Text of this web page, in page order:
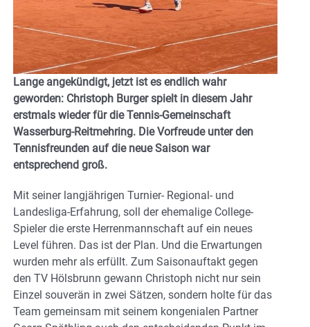
Lange angekündigt, jetzt ist es endlich wahr
geworden: Christoph Burger spielt in diesem Jahr
erstmals wieder für die Tennis-Gemeinschaft
Wasserburg-Reitmehring. Die Vorfreude unter den
Tennisfreunden auf die neue Saison war
entsprechend groß.
Mit seiner langjährigen Turnier- Regional- und
Landesliga-Erfahrung, soll der ehemalige College-
Spieler die erste Herrenmannschaft auf ein neues
Level führen. Das ist der Plan. Und die Erwartungen
wurden mehr als erfüllt. Zum Saisonauftakt gegen
den TV Hölsbrunn gewann Christoph nicht nur sein
Einzel souverän in zwei Sätzen, sondern holte für das
Team gemeinsam mit seinem kongenialen Partner